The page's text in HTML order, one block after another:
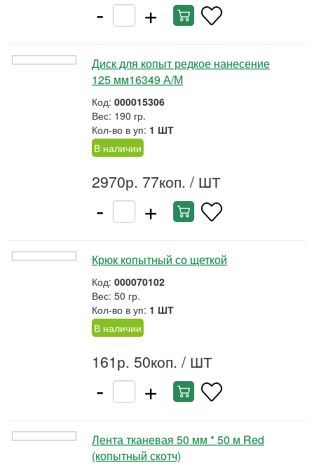
- +
Диск для копыт редкое нанесение
125 мм16349 А/М
Код: 000015306
Вес: 190 гр.
Кол-во в уп: 1 ШТ
В наличии
2970р. 77коп. / ШТ
- +
Крюк копытный со щеткой
Код: 000070102
Вес: 50 гр.
Кол-во в уп: 1 ШТ
В наличии
161р. 50коп. / ШТ
- +
Лента тканевая 50 мм * 50 м Red
(копытный скотч)